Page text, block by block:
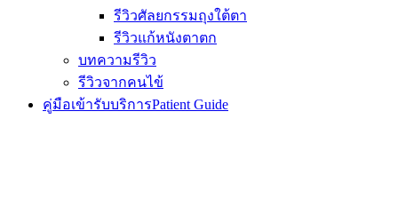
รีวิวศัลยกรรมถุงใต้ตา
รีวิวแก้หนังตาตก
บทความรีวิว
รีวิวจากคนไข้
คู่มือเข้ารับบริการPatient Guide